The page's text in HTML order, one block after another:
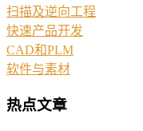
扫描及逆向工程
快速产品开发
CAD和PLM
软件与素材
热点文章